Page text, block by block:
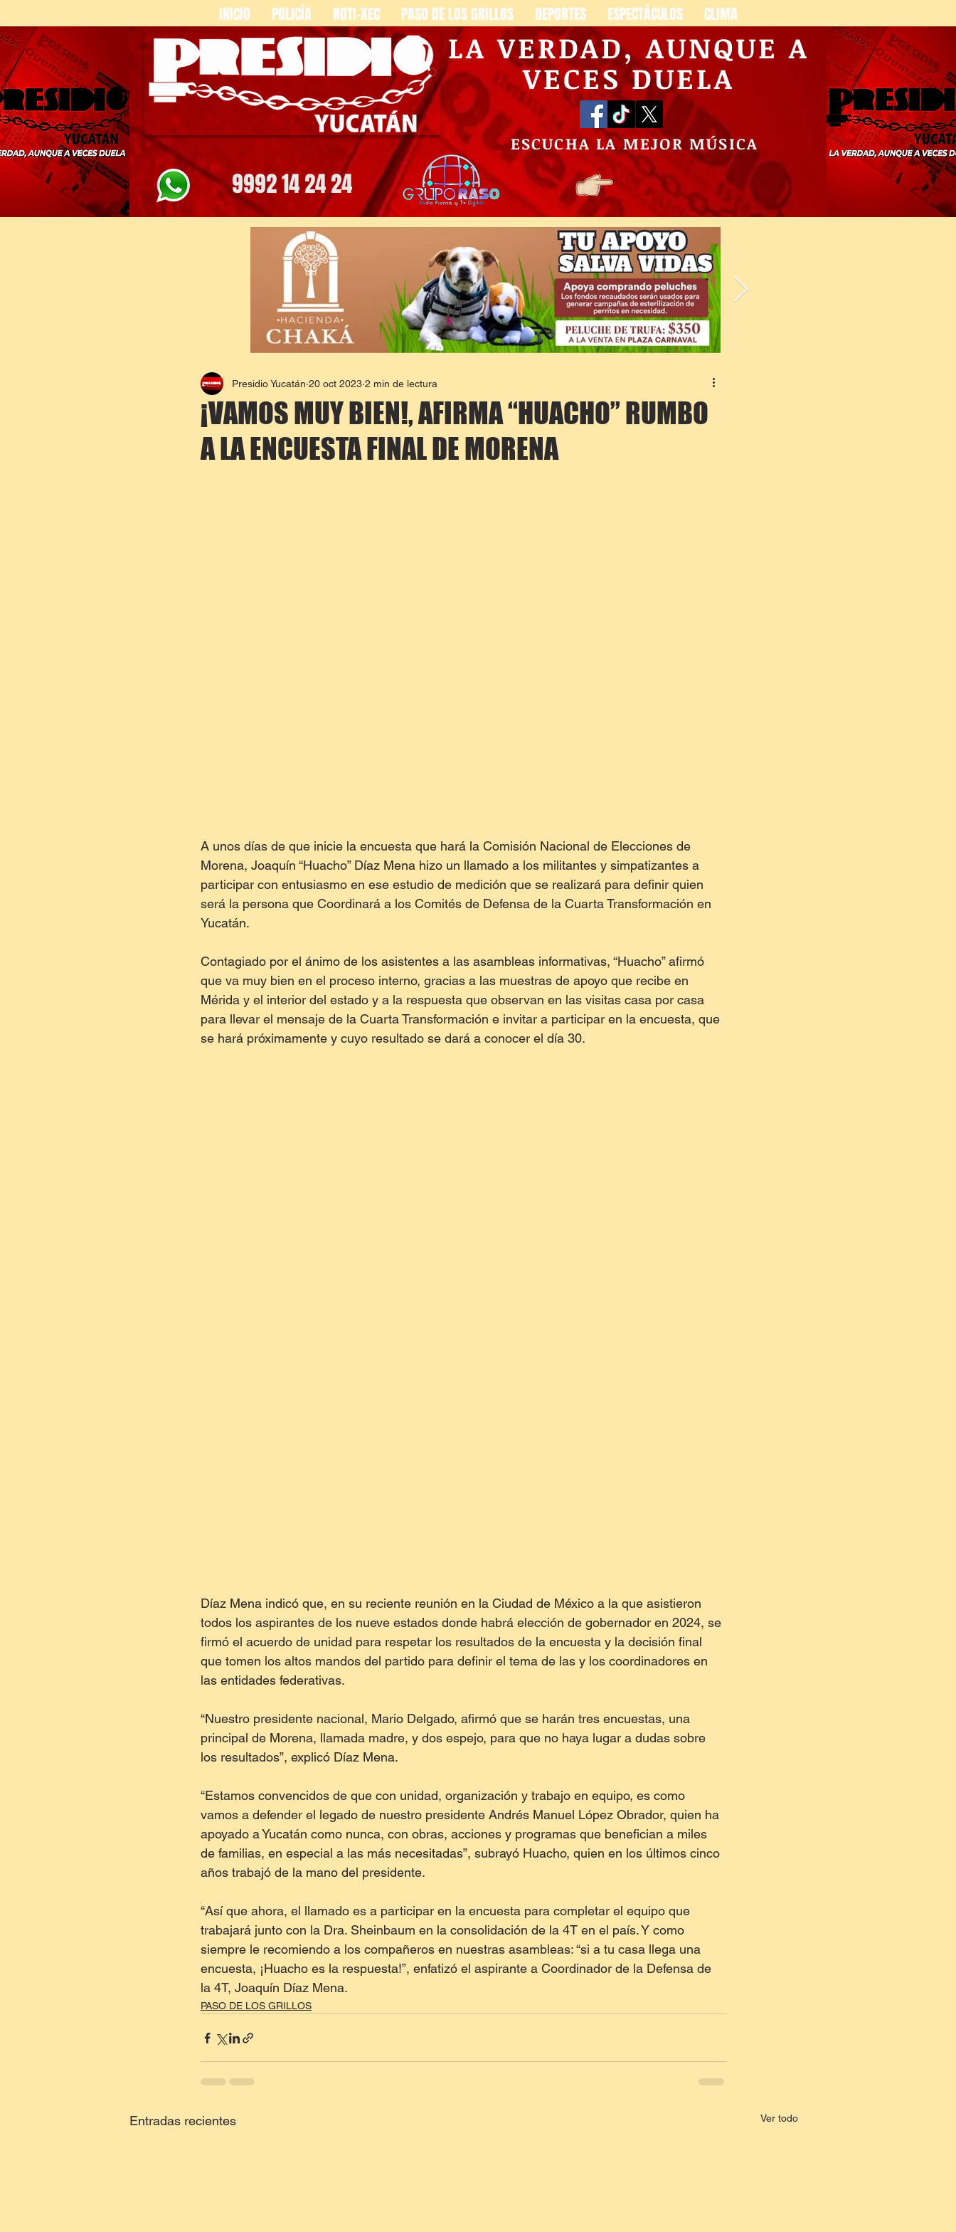
INICIO POLICÍA NOTI-XEC PASO DE LOS GRILLOS DEPORTES ESPECTÁCULOS CLIMA
LA VERDAD, AUNQUE A
VECES DUELA
ESCUCHA LA MEJOR MÚSICA
9992 14 24 24
¡VAMOS MUY BIEN!, AFIRMA “HUACHO” RUMBO
A LA ENCUESTA FINAL DE MORENA
Presidio Yucatán 20 oct 2023 2 min de lectura
A unos días de que inicie la encuesta que hará la Comisión Nacional de Elecciones de
Morena, Joaquín “Huacho” Díaz Mena hizo un llamado a los militantes y simpatizantes a
participar con entusiasmo en ese estudio de medición que se realizará para definir quien
será la persona que Coordinará a los Comités de Defensa de la Cuarta Transformación en
Yucatán.
Contagiado por el ánimo de los asistentes a las asambleas informativas, “Huacho” afirmó
que va muy bien en el proceso interno, gracias a las muestras de apoyo que recibe en
Mérida y el interior del estado y a la respuesta que observan en las visitas casa por casa
para llevar el mensaje de la Cuarta Transformación e invitar a participar en la encuesta, que
se hará próximamente y cuyo resultado se dará a conocer el día 30.
Díaz Mena indicó que, en su reciente reunión en la Ciudad de México a la que asistieron
todos los aspirantes de los nueve estados donde habrá elección de gobernador en 2024, se
firmó el acuerdo de unidad para respetar los resultados de la encuesta y la decisión final
que tomen los altos mandos del partido para definir el tema de las y los coordinadores en
las entidades federativas.
“Nuestro presidente nacional, Mario Delgado, afirmó que se harán tres encuestas, una
principal de Morena, llamada madre, y dos espejo, para que no haya lugar a dudas sobre
los resultados”, explicó Díaz Mena.
“Estamos convencidos de que con unidad, organización y trabajo en equipo, es como
vamos a defender el legado de nuestro presidente Andrés Manuel López Obrador, quien ha
apoyado a Yucatán como nunca, con obras, acciones y programas que benefician a miles
de familias, en especial a las más necesitadas”, subrayó Huacho, quien en los últimos cinco
años trabajó de la mano del presidente.
“Así que ahora, el llamado es a participar en la encuesta para completar el equipo que
trabajará junto con la Dra. Sheinbaum en la consolidación de la 4T en el país. Y como
siempre le recomiendo a los compañeros en nuestras asambleas: “si a tu casa llega una
encuesta, ¡Huacho es la respuesta!”, enfatizó el aspirante a Coordinador de la Defensa de
la 4T, Joaquín Díaz Mena.
PASO DE LOS GRILLOS
Entradas recientes Ver todo